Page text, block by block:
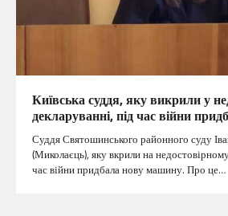
Київська суддя, яку викрили у
декларуванні, під час війни
Суддя Святошинського районного суду
(Миколаєць), яку вкрили на
час війни придбала нову машину. Про це…